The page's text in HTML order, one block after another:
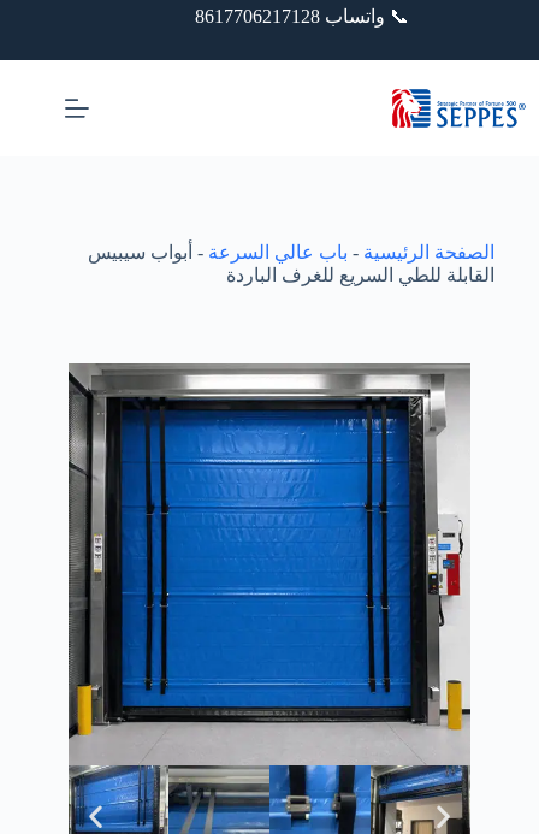
📞 واتساب 8617706217128
الصفحة الرئيسية - باب عالي السرعة - أبواب سيبيس
القابلة للطي السريع للغرف الباردة